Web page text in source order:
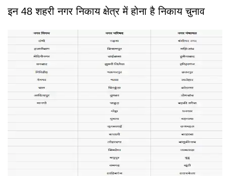
इन 48 शहरी नगर निकाय क्षेत्र में होना है निकाय चुनाव